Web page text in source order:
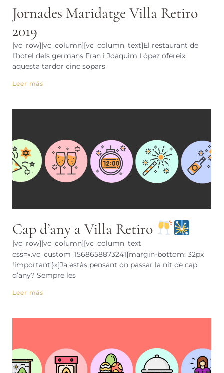
Jornades Maridatge Villa Retiro
2019
[vc_row][vc_column][vc_column_text]El restaurant de
l’hotel dels germans Fran i Joaquim López ofereix
aquesta tardor cinc sopars
Leer más
Cap d’any a Villa Retiro
[vc_row][vc_column][vc_column_text
css=».vc_custom_1568658873241{margin-bottom: 32px
!important;}»]Ja estàs pensant on passar la nit de cap
d’any? Sempre les
Leer más